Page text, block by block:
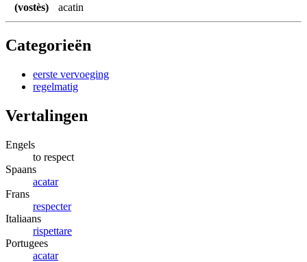
(vostès)
acatin
Categorieën
eerste vervoeging
regelmatig
Vertalingen
Engels
to respect
Spaans
acatar
Frans
respecter
Italiaans
rispettare
Portugees
acatar